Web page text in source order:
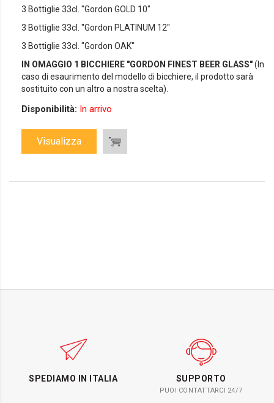
3 Bottiglie 33cl. "Gordon GOLD 10"
3 Bottiglie 33cl. "Gordon PLATINUM 12"
3 Bottiglie 33cl. "Gordon OAK"
IN OMAGGIO 1 BICCHIERE "GORDON FINEST BEER GLASS"(In
caso di esaurimento del modello di bicchiere, il prodotto sarà
sostituito con un altro a nostra scelta).
Disponibilità: In arrivo
Visualizza
SPEDIAMO IN ITALIA SUPPORTO
PUOI CONTATTARCI 24/7